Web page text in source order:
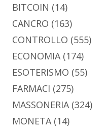
BITCOIN (14)
CANCRO (163)
CONTROLLO (555)
ECONOMIA (174)
ESOTERISMO (55)
FARMACI (275)
MASSONERIA (324)
MONETA (14)